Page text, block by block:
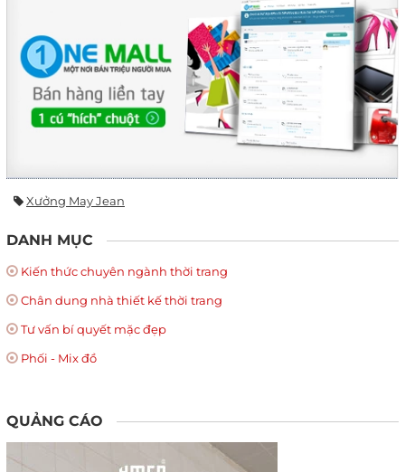
Xưởng May Jean
DANH MỤC
Kiến thức chuyên ngành thời trang
Chân dung nhà thiết kế thời trang
Tư vấn bí quyết mặc đẹp
Phối - Mix đồ
QUẢNG CÁO